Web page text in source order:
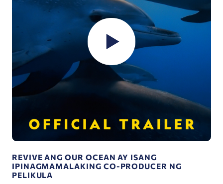
REVIVE ANG OUR OCEAN AY ISANG
IPINAGMAMALAKING CO-PRODUCER NG
PELIKULA